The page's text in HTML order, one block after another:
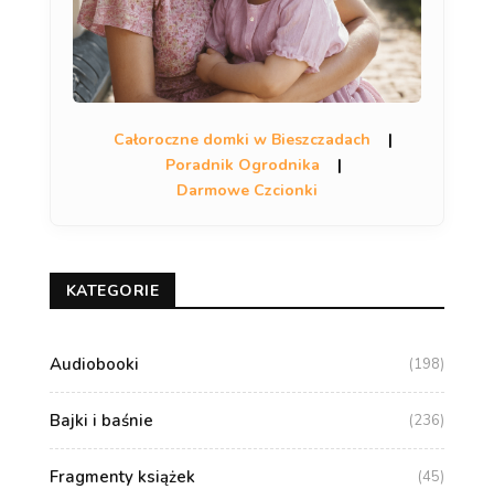
Całoroczne domki w Bieszczadach
|
Poradnik Ogrodnika
|
Darmowe Czcionki
KATEGORIE
Audiobooki (198)
Bajki i baśnie (236)
Fragmenty książek (45)